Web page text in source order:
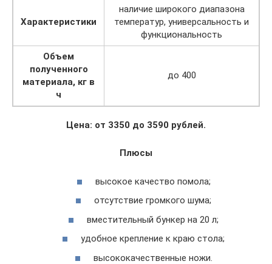
Характеристики
наличие широкого диапазона
температур, универсальность и
функциональность
Объем
полученного
материала, кг в
ч
до 400
Цена: от 3350 до 3590 рублей.
Плюсы
высокое качество помола;
отсутствие громкого шума;
вместительный бункер на 20 л;
удобное крепление к краю стола;
высококачественные ножи.